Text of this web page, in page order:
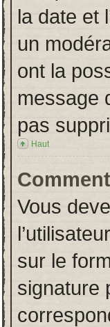
la date et
un
ont la
message
pas
Haut
Vous
sur le
signature